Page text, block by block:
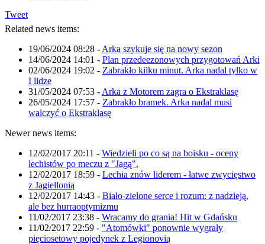
Tweet
Related news items:
19/06/2024 08:28 - Arka szykuje się na nowy sezon
14/06/2024 14:01 - Plan przedeezonowych przygotowań Arki
02/06/2024 19:02 - Zabrakło kilku minut. Arka nadal tylko w
I lidze
31/05/2024 07:53 - Arka z Motorem zagra o Ekstraklasę
26/05/2024 17:57 - Zabrakło bramek. Arka nadal musi
walczyć o Ekstraklasę
Newer news items:
12/02/2017 20:11 - Wiedzieli po co są na boisku - oceny
lechistów po meczu z "Jagą".
12/02/2017 18:59 - Lechia znów liderem - łatwe zwycięstwo
z Jagiellonią
12/02/2017 14:43 - Biało-zielone serce i rozum: z nadzieją,
ale bez hurraoptymizmu
11/02/2017 23:38 - Wracamy do grania! Hit w Gdańsku
11/02/2017 22:59 - "Atomówki" ponownie wygrały
pięciosetowy pojedynek z Legionovią